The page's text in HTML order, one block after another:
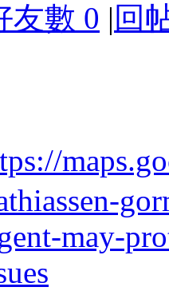
友數 0 | 回
may-